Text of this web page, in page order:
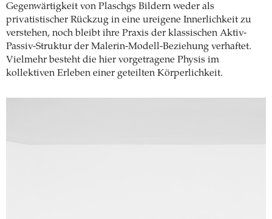
Gegenwärtigkeit von Plaschgs Bildern weder als
privatistischer Rückzug in eine ureigene Innerlichkeit zu
verstehen, noch bleibt ihre Praxis der klassischen Aktiv-
Passiv-Struktur der Malerin-Modell-Beziehung verhaftet.
Vielmehr besteht die hier vorgetragene Physis im
kollektiven Erleben einer geteilten Körperlichkeit.